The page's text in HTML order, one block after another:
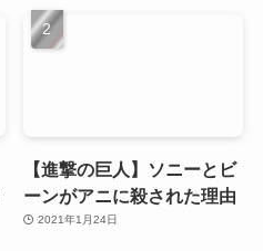
【進撃の巨人】ソニーとビ
ーンがアニに殺された理由
2021年1月24日